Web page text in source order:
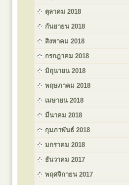
ตุลาคม 2018
กันยายน 2018
สิงหาคม 2018
กรกฎาคม 2018
มิถุนายน 2018
พฤษภาคม 2018
เมษายน 2018
มีนาคม 2018
กุมภาพันธ์ 2018
มกราคม 2018
ธันวาคม 2017
พฤศจิกายน 2017